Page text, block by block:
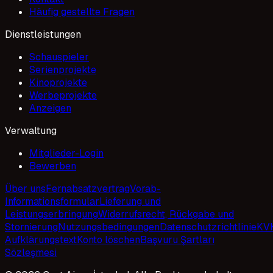
Häufig gestellte Fragen
Dienstleistungen
Schauspieler
Serienprojekte
Kinoprojekte
Werbeprojekte
Anzeigen
Verwaltung
Mitglieder-Login
Bewerben
Über unsFernabsatzvertragVorab-
InformationsformularLieferung und
LeistungserbringungWiderrufsrecht, Rückgabe und
StornierungNutzungsbedingungenDatenschutzrichtlinie
AufklärungstextKonto löschenBaşvuru Şartları
Sözleşmesi